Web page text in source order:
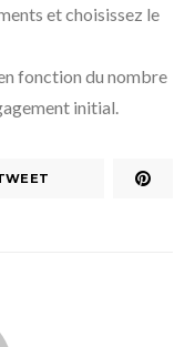
et choisissez le
fonction du nombre
initial.